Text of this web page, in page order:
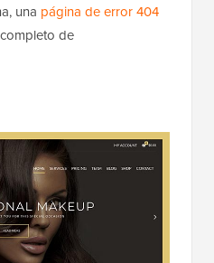
una página de error 404
de